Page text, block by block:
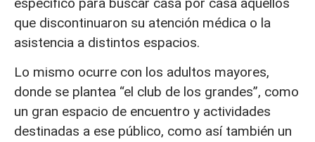
que discontinuaron su atención médica o la
asistencia a distintos espacios.
Lo mismo ocurre con los adultos mayores,
donde se plantea “el club de los grandes”, como
un gran espacio de encuentro y actividades
destinadas a ese público, como así también un